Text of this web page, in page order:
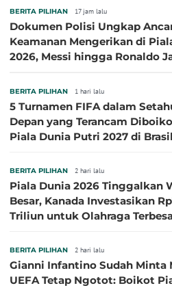
BERITA PILIHAN 17 jam lalu
Dokumen Polisi Ungkap
Keamanan Mengerikan di
2026, Messi hingga Ronaldo
BERITA PILIHAN 1 hari lalu
5 Turnamen FIFA dalam
Depan yang Terancam
Piala Dunia Putri 2027 di
BERITA PILIHAN 2 hari lalu
Piala Dunia 2026 Tinggalkan
Besar, Kanada Investasikan
Triliun untuk Olahraga
BERITA PILIHAN 2 hari lalu
Gianni Infantino Sudah Minta
UEFA Tetap Ngotot: Boikot